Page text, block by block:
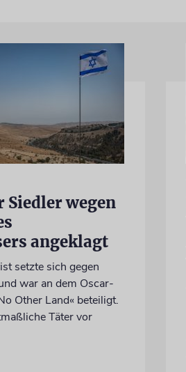
wegen
angeklagt
setzte sich gegen
war an dem Oscar-
Other Land« beteiligt.
Täter vor